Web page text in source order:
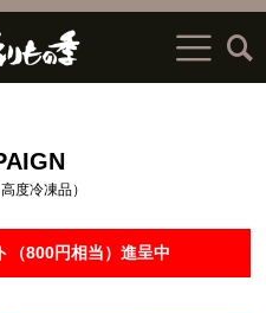
度冷凍品）
（800円相当）進呈中